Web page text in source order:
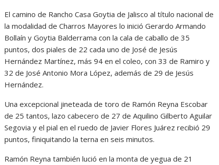
El camino de Rancho Casa Goytia de Jalisco al título nacional de
la modalidad de Charros Mayores lo inició Gerardo Armando
Bollaín y Goytia Balderrama con la cala de caballo de 35
puntos, dos piales de 22 cada uno de José de Jesús
Hernández Martínez, más 94 en el coleo, con 33 de Ramiro y
32 de José Antonio Mora López, además de 29 de Jesús
Hernández.
Una excepcional jineteada de toro de Ramón Reyna Escobar
de 25 tantos, lazo cabecero de 27 de Aquilino Gilberto Aguilar
Segovia y el pial en el ruedo de Javier Flores Juárez recibió 29
puntos, finiquitando la terna en seis minutos.
Ramón Reyna también lució en la monta de yegua de 21